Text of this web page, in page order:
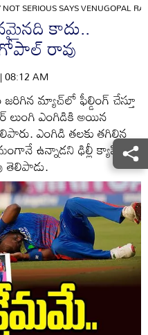
SERIOUS SAYS VENUGOPAL
కాదు..
రావు
08:12 AM
జరిగిన మ్యాచ్‌లో ఫీల్డింగ్ చేస్తూ
లుంగి ఎంగిడికి అయిన
ఎంగిడి తలకు తగిలిన
ఉన్నాడని ఢిల్లీ క్యాపిటల్స్
తెలిపాడు.